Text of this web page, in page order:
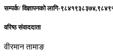
सम्पर्क/ विज्ञापनको लागि-
वरिष्ठ संवाददाता
वीरमान तामाङ